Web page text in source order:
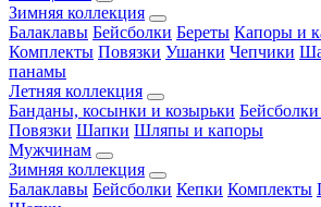
Зимняя коллекция
Балаклавы Бейсболки Береты Капоры и
Комплекты Повязки Ушанки Чепчики
панамы
Летняя коллекция
Банданы, косынки и козырьки
Повязки Шапки Шляпы и капоры
Мужчинам
Зимняя коллекция
Балаклавы Бейсболки Кепки Комплекты